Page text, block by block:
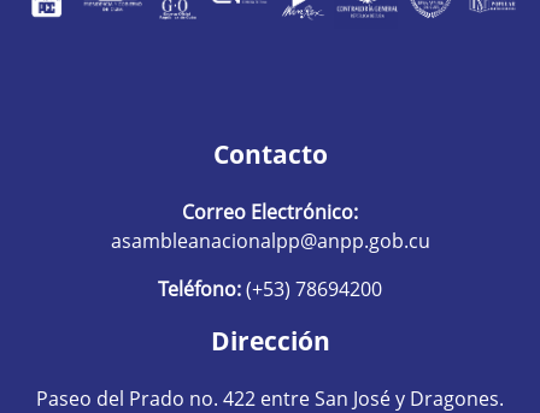
Contacto
Correo Electrónico:
asambleanacionalpp@anpp.gob.cu
Teléfono:(+53) 78694200
Dirección
Paseo del Prado no. 422 entre San José y Dragones.